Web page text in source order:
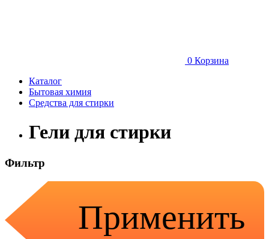
0 Корзина
Каталог
Бытовая химия
Средства для стирки
Гели для стирки
Фильтр
Применить